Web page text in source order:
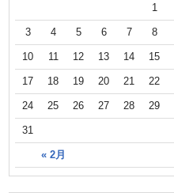
« 2月
1
3 4 5 6 7 8
10 11 12 13 14 15
17 18 19 20 21 22
24 25 26 27 28 29
31